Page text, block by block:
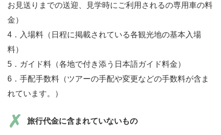
お見送りまでの送迎、見学時にご利用されるの専用車の料
金）
4．入場料（日程に掲載されている各観光地の基本入場
料）
5．ガイド料（各地で付き添う日本語ガイド料金）
6．手配手数料（ツアーの手配や変更などの手数料が含ま
れています。）
旅行代金に含まれていないもの